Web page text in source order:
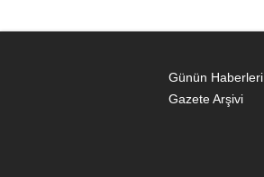
Günün Haberleri
Gazete Arşivi